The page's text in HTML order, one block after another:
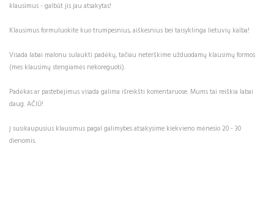
klausimus - galbūt jis jau atsakytas!
Klausimus formuluokite kuo trumpesnius, aiškesnius bei taisyklinga lietuvių kalba!
Visada labai malonu sulaukti padėkų, tačiau neterškime užduodamų klausimų formos
(mes klausimų stengiamės nekoreguoti).
Padėkas ar pastebėjimus visada galima išreikšti komentaruose. Mums tai reiškia labai
daug. AČIŪ!
Į susikaupusius klausimus pagal galimybes atsakysime kiekvieno mėnesio 20 - 30
dienomis.